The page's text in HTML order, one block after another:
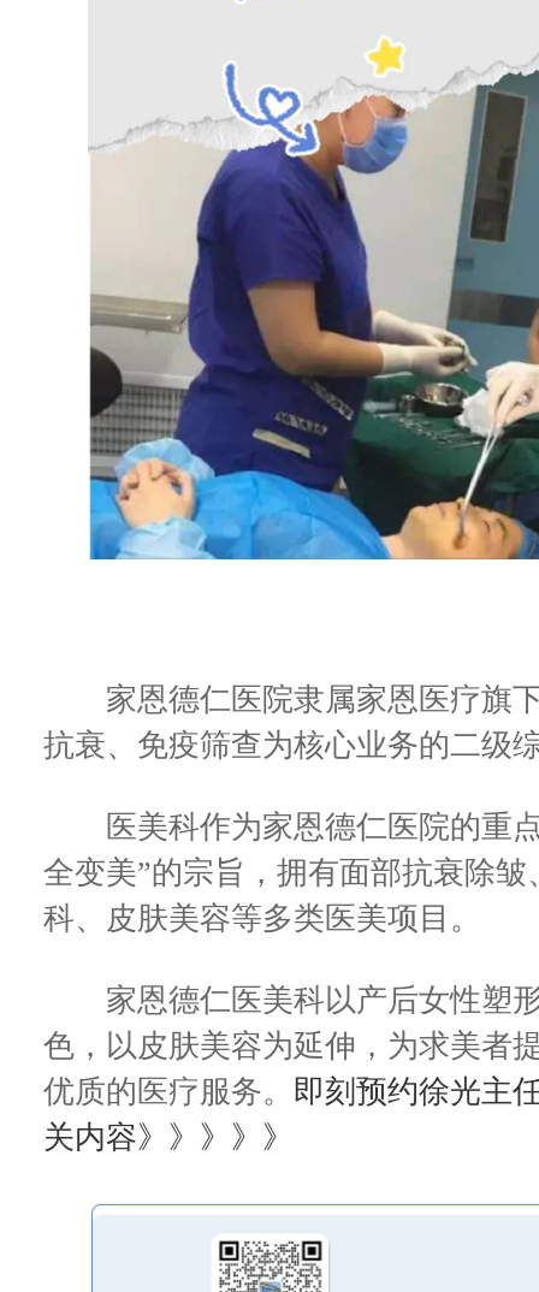
家恩德仁医院隶属家恩医疗旗下
抗衰、免疫筛查为核心业务的二级
医美科作为家恩德仁医院的重点
全变美”的宗旨，拥有面部抗衰除
科、皮肤美容等多类医美项目。
家恩德仁医美科以产后女性塑形
色，以皮肤美容为延伸，为求美者
优质的医疗服务。 即刻预约徐光主
关内容》》》》》